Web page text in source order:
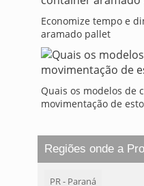
Economize tempo e
aramado pallet
Quais os modelos de
movimentação de
Regiões onde a
PR - Paraná